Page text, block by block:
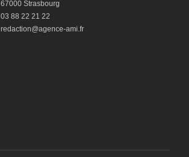
67000 Strasbourg
03 88 22 21 22
redaction@agence-ami.fr